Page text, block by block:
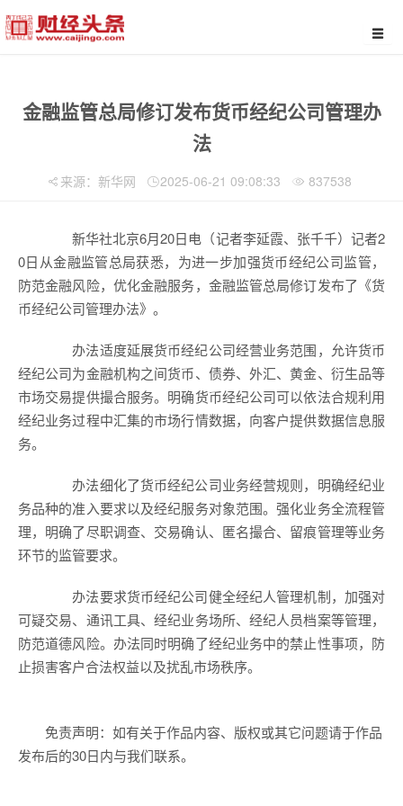
金融监管总局修订发布货币经纪公司管理办
法
来源：新华网 2025-06-21 09:08:33 837538
新华社北京6月20日电（记者李延霞、张千千）记者2
0日从金融监管总局获悉，为进一步加强货币经纪公司监管，
防范金融风险，优化金融服务，金融监管总局修订发布了《货
币经纪公司管理办法》。
办法适度延展货币经纪公司经营业务范围，允许货币
经纪公司为金融机构之间货币、债券、外汇、黄金、衍生品等
市场交易提供撮合服务。明确货币经纪公司可以依法合规利用
经纪业务过程中汇集的市场行情数据，向客户提供数据信息服
务。
办法细化了货币经纪公司业务经营规则，明确经纪业
务品种的准入要求以及经纪服务对象范围。强化业务全流程管
理，明确了尽职调查、交易确认、匿名撮合、留痕管理等业务
环节的监管要求。
办法要求货币经纪公司健全经纪人管理机制，加强对
可疑交易、通讯工具、经纪业务场所、经纪人员档案等管理，
防范道德风险。办法同时明确了经纪业务中的禁止性事项，防
止损害客户合法权益以及扰乱市场秩序。
免责声明：如有关于作品内容、版权或其它问题请于作品
发布后的30日内与我们联系。